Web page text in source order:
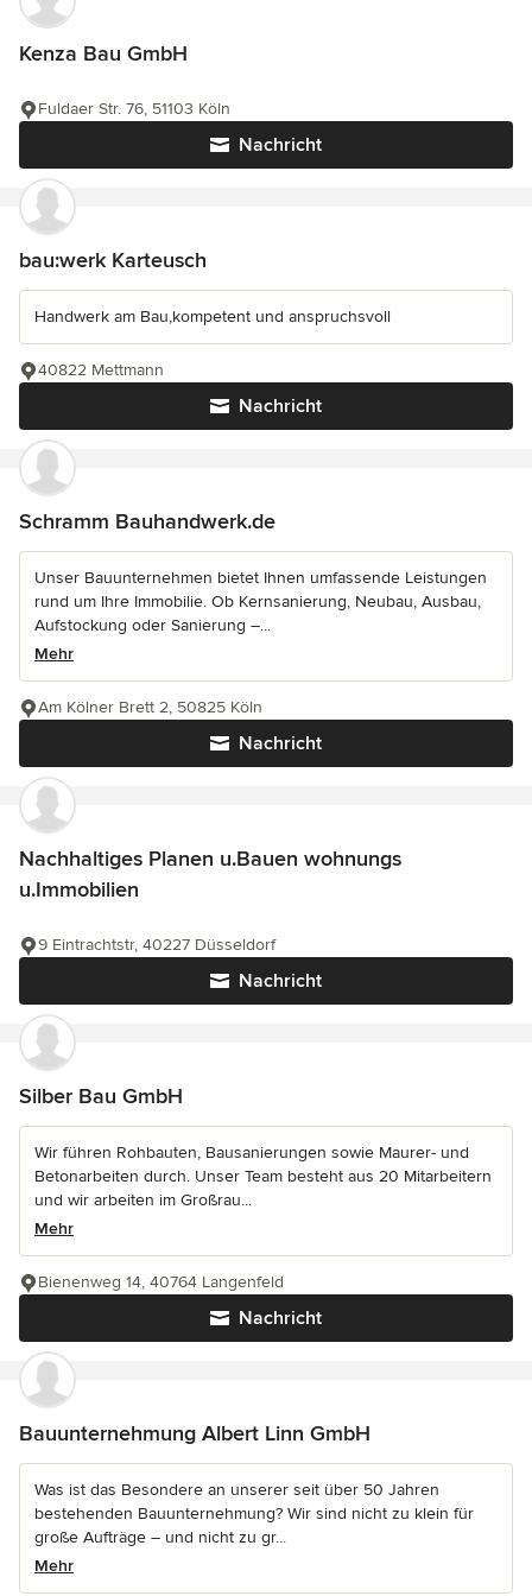
Kenza Bau GmbH
Nachricht
Fuldaer Str. 76, 51103 Köln
bau:werk Karteusch
Handwerk am Bau,kompetent und anspruchsvoll
Nachricht
40822 Mettmann
Schramm Bauhandwerk.de
Unser Bauunternehmen bietet Ihnen umfassende Leistungen
rund um Ihre Immobilie. Ob Kernsanierung, Neubau, Ausbau,
Aufstockung oder Sanierung –...
Mehr
Nachricht
Am Kölner Brett 2, 50825 Köln
Nachhaltiges Planen u.Bauen wohnungs
u.Immobilien
Nachricht
9 Eintrachtstr, 40227 Düsseldorf
Silber Bau GmbH
Wir führen Rohbauten, Bausanierungen sowie Maurer- und
Betonarbeiten durch. Unser Team besteht aus 20 Mitarbeitern
und wir arbeiten im Großrau...
Mehr
Nachricht
Bienenweg 14, 40764 Langenfeld
Bauunternehmung Albert Linn GmbH
Was ist das Besondere an unserer seit über 50 Jahren
bestehenden Bauunternehmung? Wir sind nicht zu klein für
große Aufträge – und nicht zu gr...
Mehr